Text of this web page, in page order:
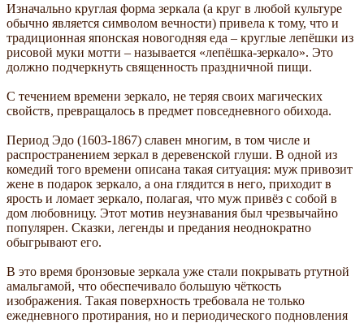
Изначально круглая форма зеркала (а круг в любой культуре
обычно является символом вечности) привела к тому, что и
традиционная японская новогодняя еда – круглые лепёшки из
рисовой муки мотти – называется «лепёшка-зеркало». Это
должно подчеркнуть священность праздничной пищи.
С течением времени зеркало, не теряя своих магических
свойств, превращалось в предмет повседневного обихода.
Период Эдо (1603-1867) славен многим, в том числе и
распространением зеркал в деревенской глуши. В одной из
комедий того времени описана такая ситуация: муж привозит
жене в подарок зеркало, а она глядится в него, приходит в
ярость и ломает зеркало, полагая, что муж привёз с собой в
дом любовницу. Этот мотив неузнавания был чрезвычайно
популярен. Сказки, легенды и предания неоднократно
обыгрывают его.
В это время бронзовые зеркала уже стали покрывать ртутной
амальгамой, что обеспечивало большую чёткость
изображения. Такая поверхность требовала не только
ежедневного протирания, но и периодического подновления